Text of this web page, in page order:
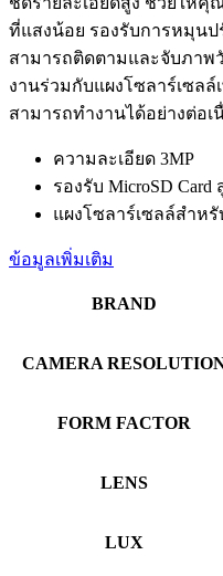
ที่แสงน้อย รองรับการหมุน
สามารถติดตามและจับภาพ
งานร่วมกับแผงโซลาร์เซลล์
สามารถทำงานได้อย่างต่อเ
ความละเอียด 3MP
รองรับ MicroSD Card
แผงโซลาร์เซลล์สำห
ข้อมูลเพิ่มเติม
BRAND
CAMERA
FORM FACTOR
LENS
LUX